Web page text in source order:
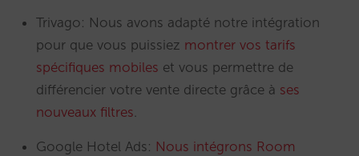
Trivago: Nous avons adapté notre intégration
pour que vous puissiez montrer vos tarifs
spécifiques mobiles et vous permettre de
différencier votre vente directe grâce à ses
nouveaux filtres.
Google Hotel Ads: Nous intégrons Room